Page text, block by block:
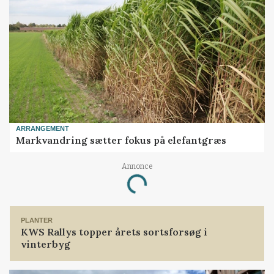
ARRANGEMENT
Markvandring sætter fokus på elefantgræs
Annonce
Loading...
PLANTER
KWS Rallys topper årets sortsforsøg i
vinterbyg